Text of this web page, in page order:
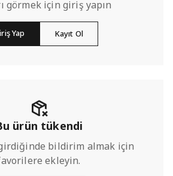
görmek için giriş yapın
Yap Kayıt Ol
ürün tükendi
bildirim almak için
ekleyin.